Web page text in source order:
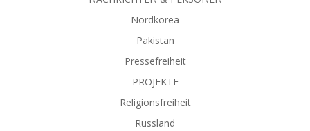
Nordkorea
Pakistan
Pressefreiheit
PROJEKTE
Religionsfreiheit
Russland